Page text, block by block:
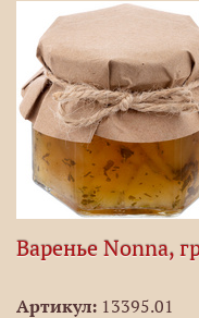
Варенье Nonna,
Артикул: 13395.01